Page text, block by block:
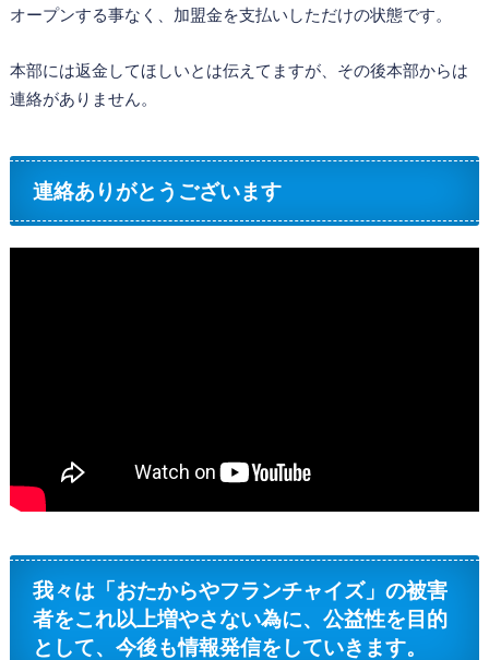
オープンする事なく、加盟金を支払いしただけの状態です。
本部には返金してほしいとは伝えてますが、その後本部からは
連絡がありません。
連絡ありがとうございます
我々は「おたからやフランチャイズ」の被害
者をこれ以上増やさない為に、公益性を目的
として、今後も情報発信をしていきます。